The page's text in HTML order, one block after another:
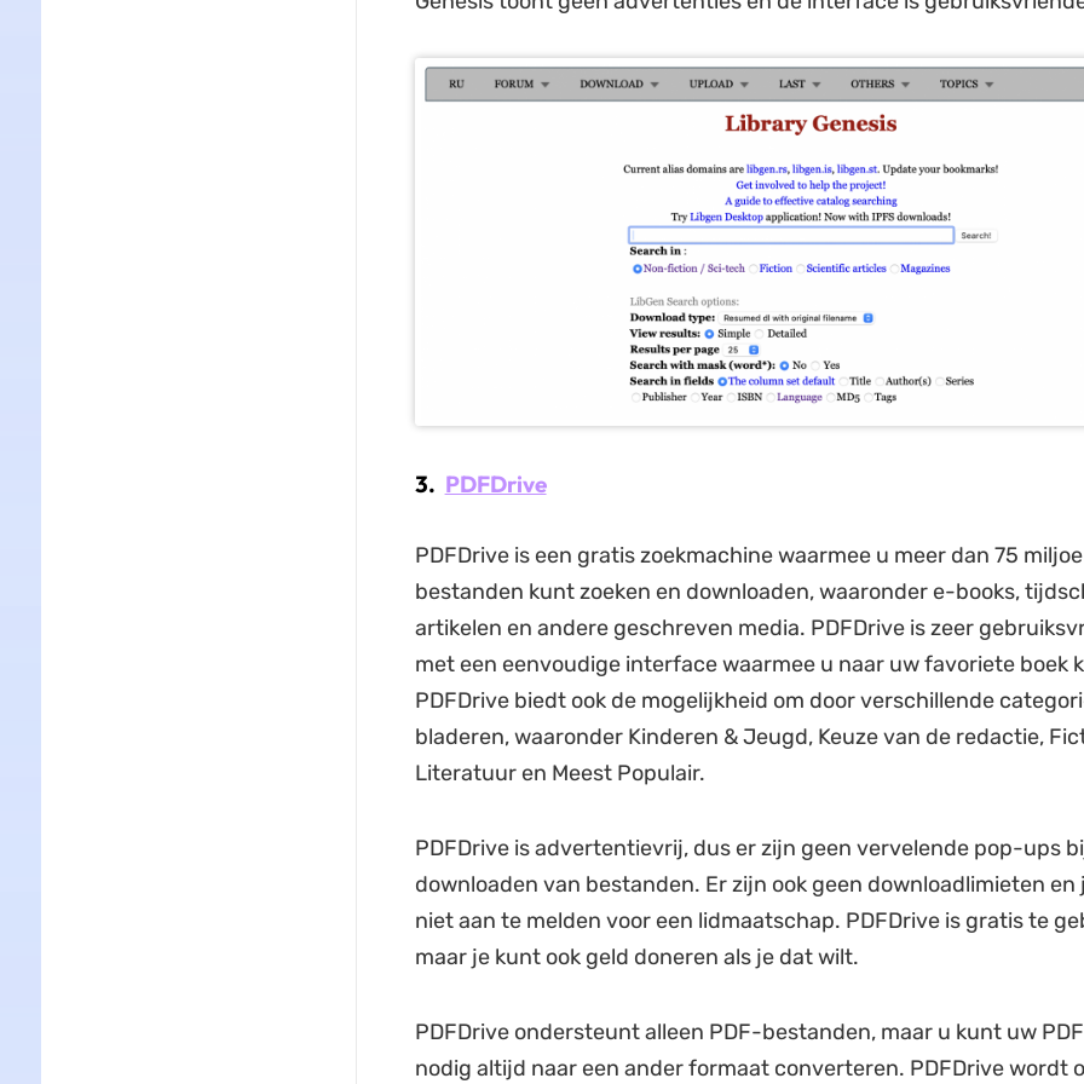
3. PDFDrive
PDFDrive is een gratis zoekmachine waarmee u meer dan 75
bestanden kunt zoeken en downloaden, waaronder e-books,
artikelen en andere geschreven media. PDFDrive is zeer
met een eenvoudige interface waarmee u naar uw favoriete boek
PDFDrive biedt ook de mogelijkheid om door verschillende
bladeren, waaronder Kinderen & Jeugd, Keuze van de redactie,
Literatuur en Meest Populair.
PDFDrive is advertentievrij, dus er zijn geen vervelende pop-ups
downloaden van bestanden. Er zijn ook geen downloadlimieten en
niet aan te melden voor een lidmaatschap. PDFDrive is gratis te
maar je kunt ook geld doneren als je dat wilt.
PDFDrive ondersteunt alleen PDF-bestanden, maar u kunt uw
nodig altijd naar een ander formaat converteren. PDFDrive wordt